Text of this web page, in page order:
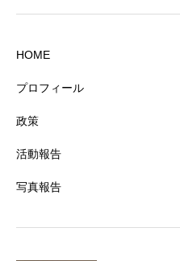
HOME
プロフィール
政策
活動報告
写真報告